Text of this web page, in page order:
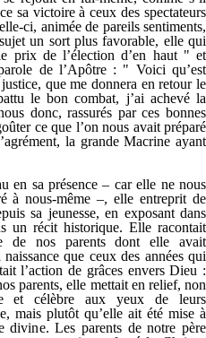
sa victoire à ceux des spectateurs
ci, animée de pareils sentiments,
un sort plus favorable, elle qui
prix de l’élection d’en haut " et
de l’Apôtre : " Voici qu’est
que me donnera en retour le
le bon combat, j’ai achevé la
donc, rassurés par ces bonnes
ce que l’on nous avait préparé
la grande Macrine ayant
en sa présence – car elle ne nous
à nous-même –, elle entreprit de
sa jeunesse, en exposant dans
un récit historique. Elle racontait
de nos parents dont elle avait
que ceux des années qui
l’action de grâces envers Dieu :
parents, elle mettait en relief, non
et célèbre aux yeux de leurs
mais plutôt qu’elle ait été mise à
divine. Les parents de notre père